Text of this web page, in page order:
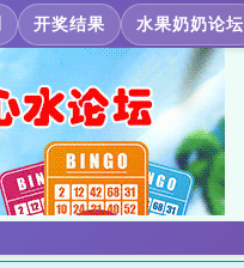
开奖结果 水果奶奶论坛